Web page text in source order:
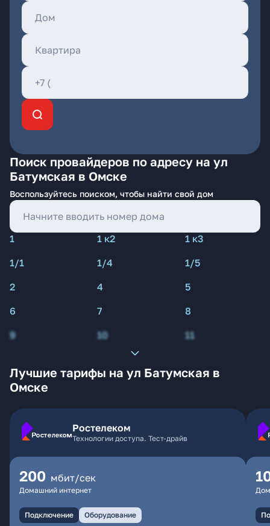
Поиск провайдеров по адресу на ул
Батумская в Омске
Воспользуйтесь поиском, чтобы найти свой дом
1 1 к2
1 к3
1/1
1/4
1/5
2
4
5
6
7
8
9
10 11
Лучшие тарифы на ул Батумская в
Омске
Ростелеком
Технологии доступа. Тест-драйв
200 мбит/сек
Домашний интернет
Подключение Оборудование